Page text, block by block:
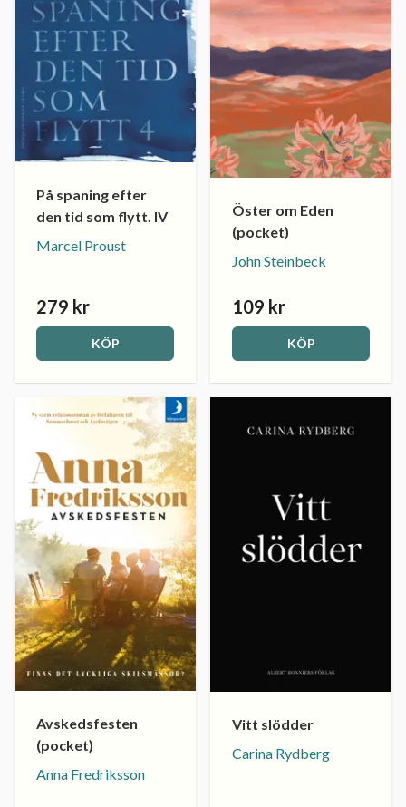
På spaning efter
den tid som flytt. IV
Marcel Proust
279 kr
KÖP
Öster om Eden
(pocket)
John Steinbeck
109 kr
KÖP
Avskedsfesten
(pocket)
Anna Fredriksson
Vitt slödder
Carina Rydberg